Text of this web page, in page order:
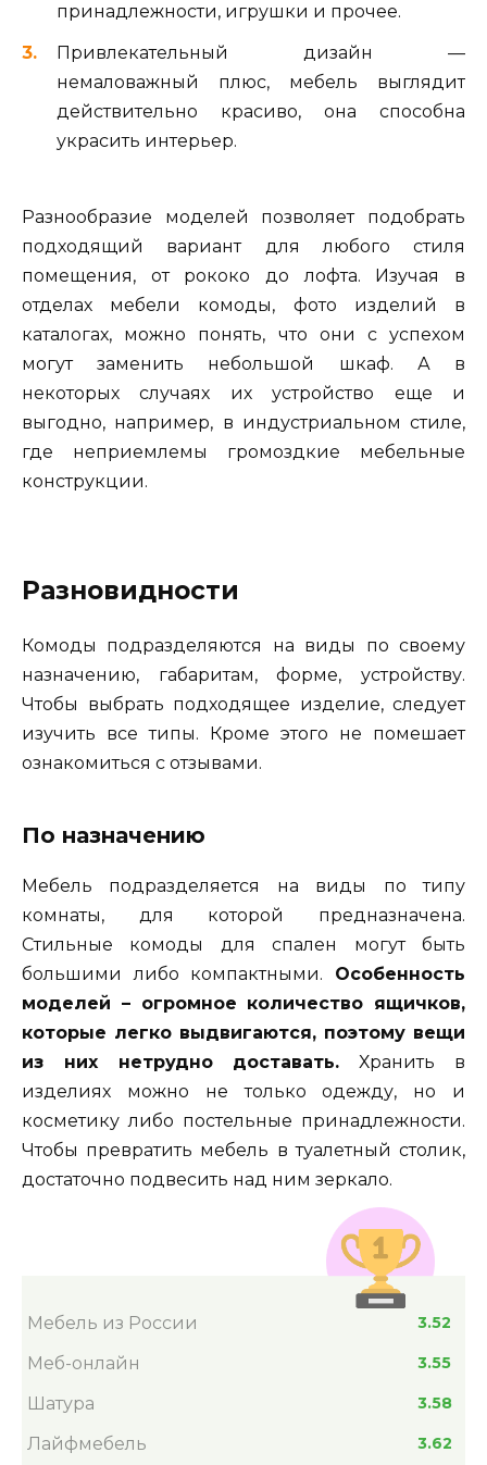
принадлежности, игрушки и прочее.
Привлекательный дизайн —
немаловажный плюс, мебель выглядит
действительно красиво, она способна
украсить интерьер.
Разнообразие моделей позволяет подобрать
подходящий вариант для любого стиля
помещения, от рококо до лофта. Изучая в
отделах мебели комоды, фото изделий в
каталогах, можно понять, что они с успехом
могут заменить небольшой шкаф. А в
некоторых случаях их устройство еще и
выгодно, например, в индустриальном стиле,
где неприемлемы громоздкие мебельные
конструкции.
Разновидности
Комоды подразделяются на виды по своему
назначению, габаритам, форме, устройству.
Чтобы выбрать подходящее изделие, следует
изучить все типы. Кроме этого не помешает
ознакомиться с отзывами.
По назначению
Мебель подразделяется на виды по типу
комнаты, для которой предназначена.
Стильные комоды для спален могут быть
большими либо компактными. Особенность
моделей – огромное количество ящичков,
которые легко выдвигаются, поэтому вещи
из них нетрудно доставать. Хранить в
изделиях можно не только одежду, но и
косметику либо постельные принадлежности.
Чтобы превратить мебель в туалетный столик,
достаточно подвесить над ним зеркало.
Мебель из России 3.52
Меб-онлайн 3.55
Шатура 3.58
Лайфмебель 3.62